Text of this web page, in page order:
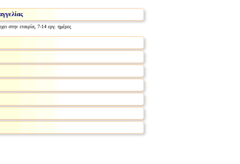
στην εταιρία, 7-14 εργ. ημέρες